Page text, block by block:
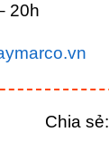
20h
Chia sẻ: